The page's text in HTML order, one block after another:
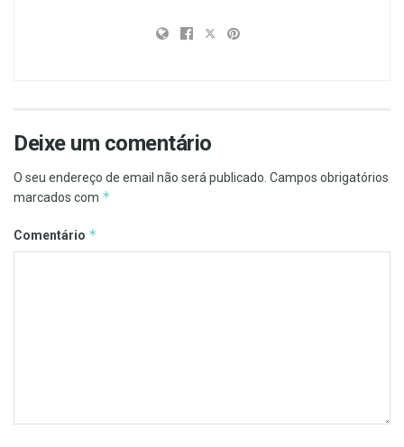
Deixe um comentário
O seu endereço de email não será publicado. Campos obrigatórios
marcados com *
Comentário *